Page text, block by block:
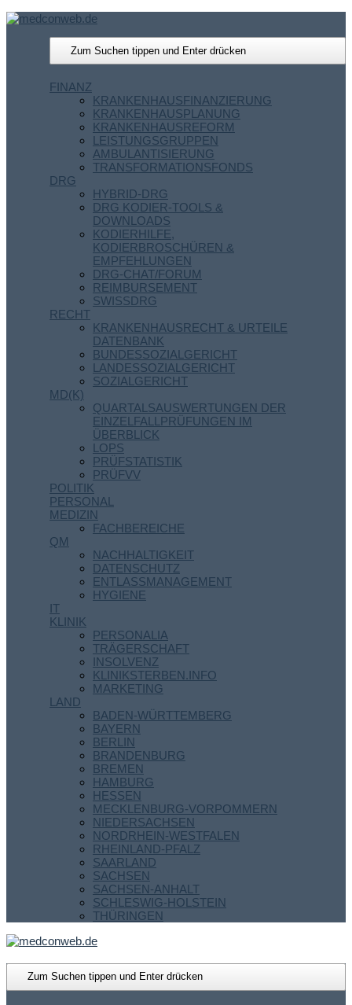
FINANZ
KRANKENHAUSFINANZIERUNG
KRANKENHAUSPLANUNG
KRANKENHAUSREFORM
LEISTUNGSGRUPPEN
AMBULANTISIERUNG
TRANSFORMATIONSFONDS
DRG
HYBRID-DRG
DRG KODIER-TOOLS &
DOWNLOADS
KODIERHILFE,
KODIERBROSCHÜREN &
EMPFEHLUNGEN
DRG-CHAT/FORUM
REIMBURSEMENT
SWISSDRG
RECHT
KRANKENHAUSRECHT & URTEILE
DATENBANK
BUNDESSOZIALGERICHT
LANDESSOZIALGERICHT
SOZIALGERICHT
MD(K)
QUARTALSAUSWERTUNGEN DER
EINZELFALLPRÜFUNGEN IM
ÜBERBLICK
LOPS
PRÜFSTATISTIK
PRÜFVV
POLITIK
PERSONAL
MEDIZIN
FACHBEREICHE
QM
NACHHALTIGKEIT
DATENSCHUTZ
ENTLASSMANAGEMENT
HYGIENE
IT
KLINIK
PERSONALIA
TRÄGERSCHAFT
INSOLVENZ
KLINIKSTERBEN.INFO
MARKETING
LAND
BADEN-WÜRTTEMBERG
BAYERN
BERLIN
BRANDENBURG
BREMEN
HAMBURG
HESSEN
MECKLENBURG-VORPOMMERN
NIEDERSACHSEN
NORDRHEIN-WESTFALEN
RHEINLAND-PFALZ
SAARLAND
SACHSEN
SACHSEN-ANHALT
SCHLESWIG-HOLSTEIN
THÜRINGEN